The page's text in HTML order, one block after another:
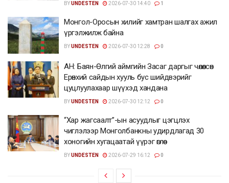
BYUNDESTEN 2026-07-30 14:40 1
Монгол-Оросын хилийг хамтран шалгах ажил
үргэлжилж байна
BYUNDESTEN 2026-07-30 12:28 0
АН: Баян-Өлгий аймгийн Засаг даргыг чөлөөлсөн
Ерөнхий сайдын хууль бус шийдвэрийг
цуцлуулахаар шүүхэд хандана
BYUNDESTEN 2026-07-30 12:12 0
“Хар жагсаалт”-ын асуудлыг цэгцлэх
чиглэлээр Монголбанкны удирдлагад 30
хоногийн хугацаатай үүрэг өглөө
BYUNDESTEN 2026-07-29 16:12 0